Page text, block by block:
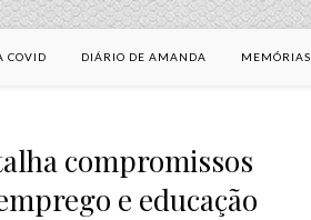
COVID DIÁRIO DE AMANDA MEMÓRIAS
compromissos
e educação